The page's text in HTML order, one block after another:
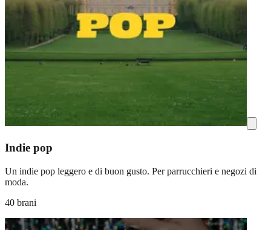
Indie pop
Un indie pop leggero e di buon gusto. Per parrucchieri e negozi di
moda.
40 brani